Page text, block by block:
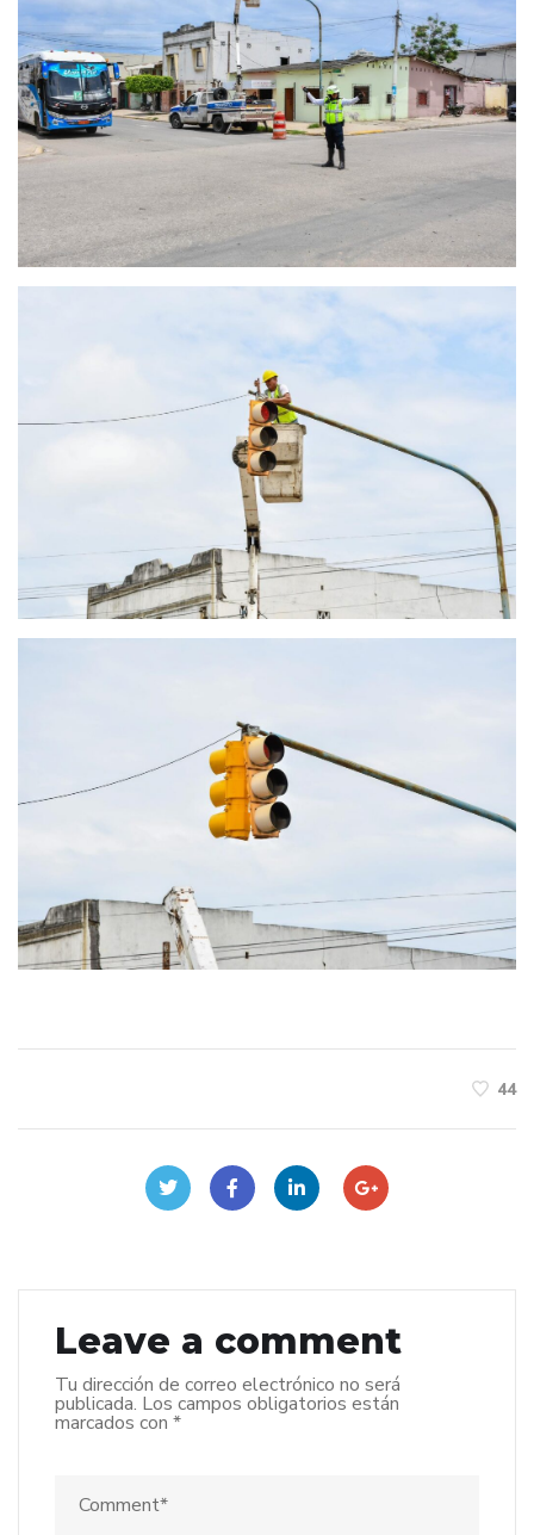
44
Leave a comment
Tu dirección de correo electrónico no será
publicada. Los campos obligatorios están
marcados con *